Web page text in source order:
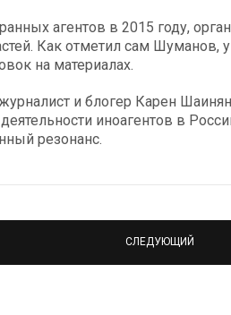
агентов в 2015 году,
Как отметил сам Шуманов,
на материалах.
и блогер Карен
иноагентов в
резонанс.
СЛЕДУЮЩИЙ